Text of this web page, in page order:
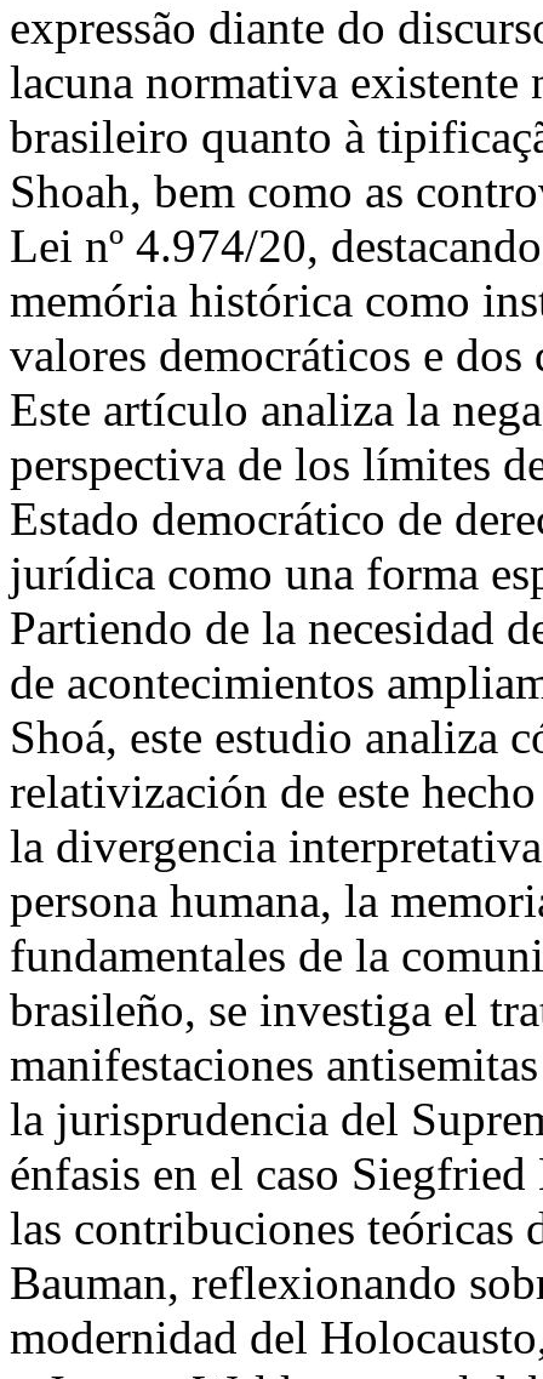
expressão diante do
lacuna normativa
brasileiro quanto à
Shoah, bem como as
Lei nº 4.974/20,
memória histórica como
valores democráticos e
Este artículo analiza la
perspectiva de los límites
Estado democrático de
jurídica como una forma
Partiendo de la necesidad
de acontecimientos
Shoá, este estudio analiza
relativización de este
la divergencia
persona humana, la
fundamentales de la
brasileño, se investiga el
manifestaciones
la jurisprudencia del
énfasis en el caso
las contribuciones teóricas
Bauman, reflexionando
modernidad del